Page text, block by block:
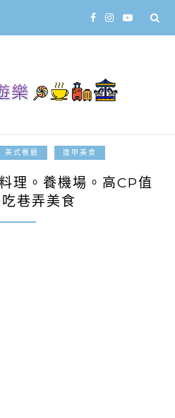
美式餐廳 逢甲美食
理。養機場。高CP值
巷弄美食